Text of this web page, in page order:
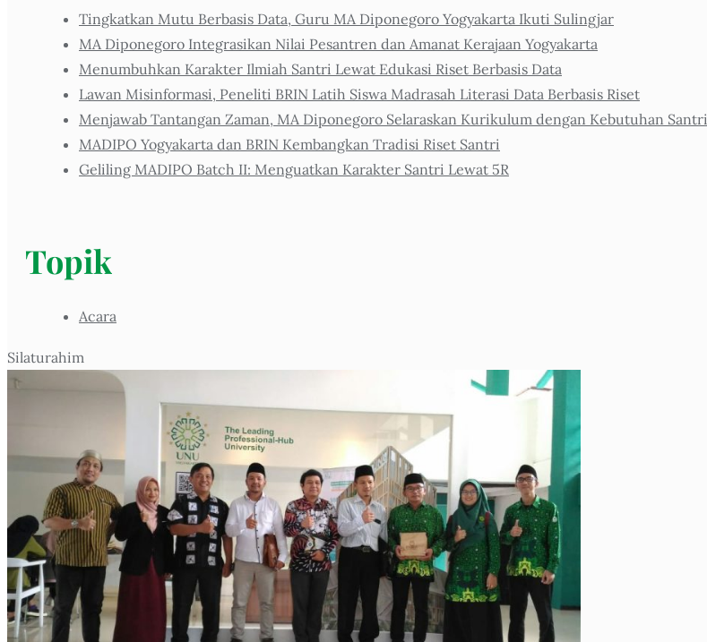
Silaturahim
Tingkatkan Mutu Berbasis Data, Guru MA Diponegoro Yogyakarta Ikuti Sulingjar
MA Diponegoro Integrasikan Nilai Pesantren dan Amanat Kerajaan Yogyakarta
Menumbuhkan Karakter Ilmiah Santri Lewat Edukasi Riset Berbasis Data
Lawan Misinformasi, Peneliti BRIN Latih Siswa Madrasah Literasi Data Berbasis Riset
Menjawab Tantangan Zaman, MA Diponegoro Selaraskan Kurikulum dengan Kebutuhan Santri
MADIPO Yogyakarta dan BRIN Kembangkan Tradisi Riset Santri
Geliling MADIPO Batch II: Menguatkan Karakter Santri Lewat 5R
Topik
Acara